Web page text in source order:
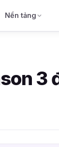
Nền tảng
3